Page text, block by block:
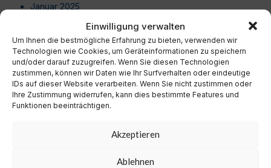
Einwilligung verwalten
Um Ihnen die bestmögliche Erfahrung zu bieten, verwenden wir
Technologien wie Cookies, um Geräteinformationen zu speichern
und/oder darauf zuzugreifen. Wenn Sie diesen Technologien
zustimmen, können wir Daten wie Ihr Surfverhalten oder eindeutige
IDs auf dieser Website verarbeiten. Wenn Sie nicht zustimmen oder
Ihre Zustimmung widerrufen, kann dies bestimmte Features und
Funktionen beeinträchtigen.
Akzeptieren
Ablehnen
Januar 2025
Oktober 2024
September 2024
August 2024
Juli 2024
Juni 2024